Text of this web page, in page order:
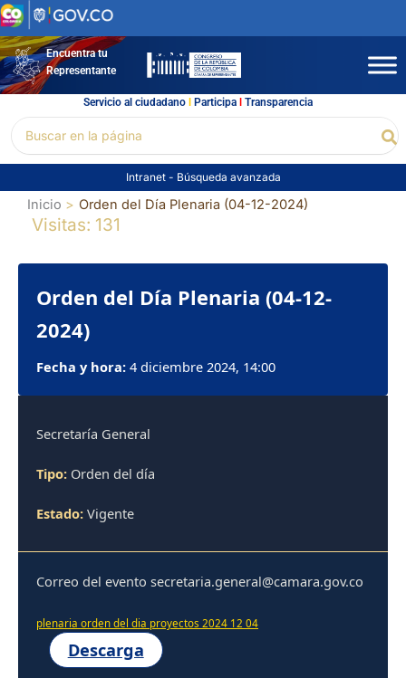
Ir
al
contenidoEncuentra tu
Representante
Servicio al ciudadano l Participal Transparencia
por:
Intranet - Búsqueda avanzada
Inicio Orden del Día Plenaria (04-12-2024)
Visitas: 131
Orden del Día Plenaria (04-12-
2024)
Fecha y hora: 4 diciembre 2024, 14:00
Secretaría General
Tipo: Orden del día
Estado: Vigente
Correo del evento secretaria.general@camara.gov.co
plenaria orden del dia proyectos 2024 12 04
Descarga